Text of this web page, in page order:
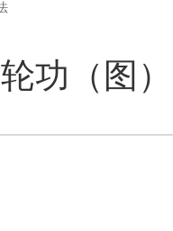
功（图）